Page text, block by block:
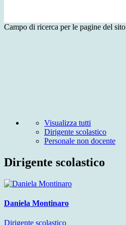
Campo di ricerca per le pagine del sito
Visualizza tutti
Dirigente scolastico
Personale non docente
Dirigente scolastico
Daniela Montinaro
Dirigente scolastico